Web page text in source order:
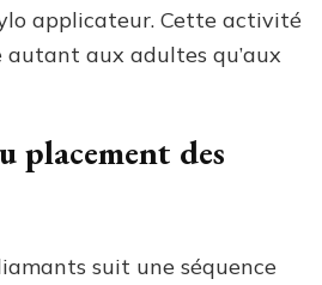
applicateur. Cette activité
autant aux adultes qu’aux
placement des
suit une séquence